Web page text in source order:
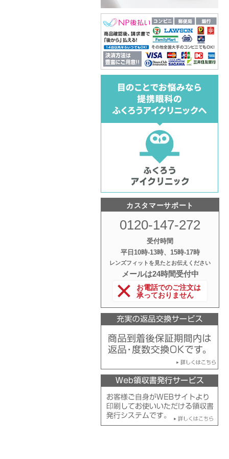
カスタマーサポート
0120-147-272
受付時間
平日10時‐13時、15時‐17時
レンズフィットを見たとお伝えください
メールは24時間受付中
お電話でのご注文は
承っておりません